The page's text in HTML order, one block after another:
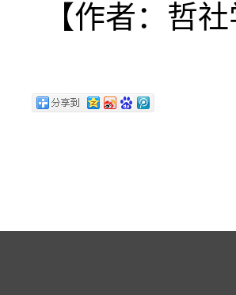
【作者：哲